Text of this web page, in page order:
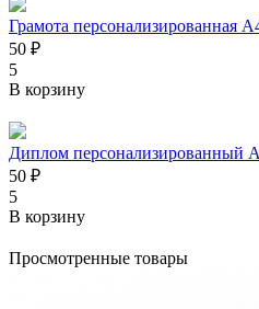
Грамота персонализированная
50 ₽
5
В корзину
Диплом персонализированный
50 ₽
5
В корзину
Просмотренные товары